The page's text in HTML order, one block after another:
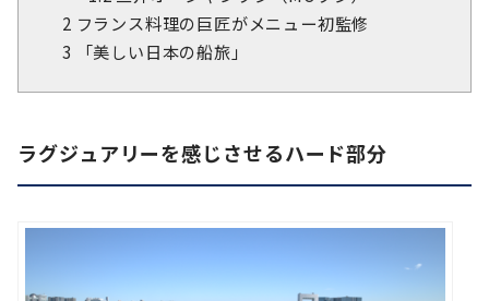
2 フランス料理の巨匠がメニュー初監修
3 「美しい日本の船旅」
ラグジュアリーを感じさせるハード部分